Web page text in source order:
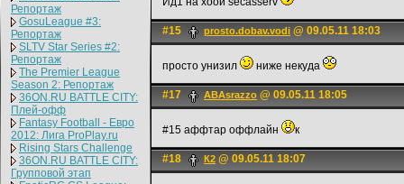
Репортаж
GosuLeague #3:
Репортаж
SLTV Star Series #2:
Репортаж
The Premier League
Season 2: Репортаж
36ON.RU BATTLE CITY:
Плей-офф
Fantasy Football - Евро
2012: Лига ProPlay.ru
Rising Stars Challenge
36ON.RU BATTLE CITY:
Групповой этап
#15 prosto.dobav.vodi @ 09.05.11 18:03
просто унизил ниже некуда
#17 ABAsrazzo @ 09.05.11 18:05
#15 аффтар оффлайн к
#18 К2 @ 09.05.11 18:07